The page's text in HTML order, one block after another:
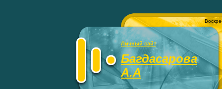
Личный сайт
Багдасарова
А.А